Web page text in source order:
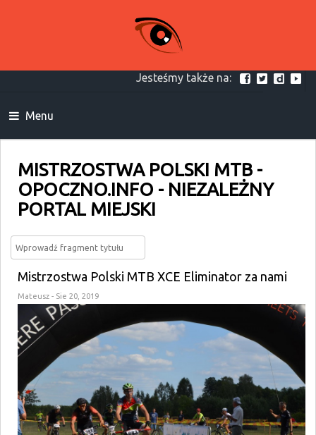
Jesteśmy także na:
Menu
MISTRZOSTWA POLSKI MTB -
OPOCZNO.INFO - NIEZALEŻNY
PORTAL MIEJSKI
Mistrzostwa Polski MTB XCE Eliminator za nami
Mateusz - Sie 20, 2019